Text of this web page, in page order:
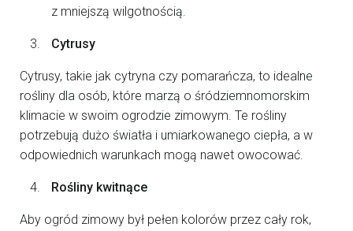
z mniejszą wilgotnością.
Cytrusy
Cytrusy, takie jak cytryna czy pomarańcza, to idealne
rośliny dla osób, które marzą o śródziemnomorskim
klimacie w swoim ogrodzie zimowym. Te rośliny
potrzebują dużo światła i umiarkowanego ciepła, a w
odpowiednich warunkach mogą nawet owocować.
Rośliny kwitnące
Aby ogród zimowy był pełen kolorów przez cały rok,